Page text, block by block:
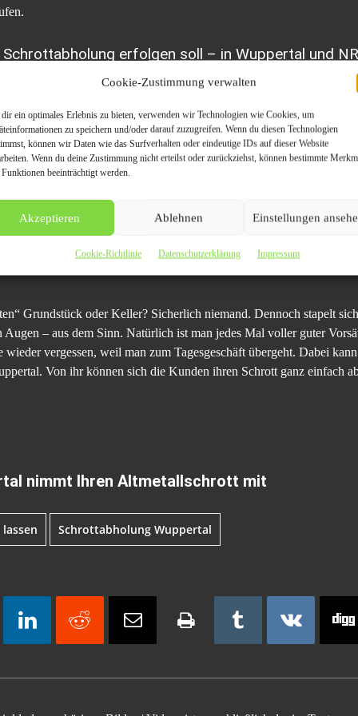
Cookie-Zustimmung verwalten
ein optimales Erlebnis zu bieten, verwenden wir Technologien wie Cookies, um
zu speichern und/oder darauf zuzugreifen. Wenn du diesen Technologien
können wir Daten wie das Surfverhalten oder eindeutige IDs auf dieser Website
Wenn du deine Zustimmung nicht erteilst oder zurückziehst, können bestimmte
beeinträchtigt werden.
Akzeptieren Ablehnen Einstellungen
Cookie-Richtlinie Datenschutzerklärung Impressum
erfolgen soll – in Wuppertal und
steckt, besteht darin, wiederverwertbare
besteht. Solche Bestandteile sind beispielsweise Eisen, Zink,
demzufolge den Schrott – ein mühsames Unterfangen, das
bestehen, werden fachmännisch entsorgt. Dies ist umso
Gefahr ausgehen kann. Diese Gefahr betrifft nicht
Kunde allerdings nichts mehr zu tun. Er muss lediglich Kontakt
kann, an dem der Kunde seinen Schrott abholen lassen
und kundenorientiert.
Grundstück oder Keller? Sicherlich niemand. Dennoch stapelt
– aus dem Sinn. Natürlich ist man jedes Mal voller guter
vergessen, weil man zum Tagesgeschäft übergeht. Dabei
Von ihr können sich die Kunden ihren Schrott ganz einfach
nimmt Ihren Altmetallschrott mit
Schrottabholung Wuppertal